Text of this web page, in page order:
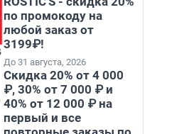
по промокоду на
любой заказ от
3199₽!
До 31 августа, 2026
Скидка 20% от 4 000
₽, 30% от 7 000 ₽ и
40% от 12 000 ₽ на
первый и все